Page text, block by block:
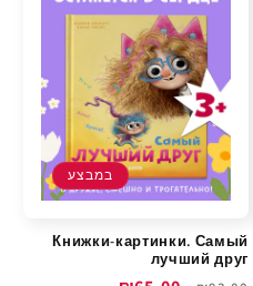
במבצע
Книжки-картинки. Самый
лучший друг